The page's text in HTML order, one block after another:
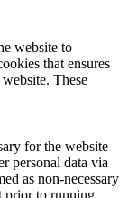
website to
that ensures
These
for the website
personal data via
as non-necessary
prior to running